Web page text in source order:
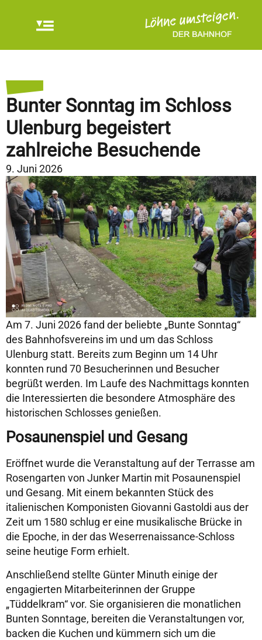
Bunter Sonntag im Schloss
Ulenburg begeistert
zahlreiche Besuchende
9. Juni 2026
Am 7. Juni 2026 fand der beliebte „Bunte Sonntag“
des Bahnhofsvereins im und um das Schloss
Ulenburg statt. Bereits zum Beginn um 14 Uhr
konnten rund 70 Besucherinnen und Besucher
begrüßt werden. Im Laufe des Nachmittags konnten
die Interessierten die besondere Atmosphäre des
historischen Schlosses genießen.
Posaunenspiel und Gesang
Eröffnet wurde die Veranstaltung auf der Terrasse am
Rosengarten von Junker Martin mit Posaunenspiel
und Gesang. Mit einem bekannten Stück des
italienischen Komponisten Giovanni Gastoldi aus der
Zeit um 1580 schlug er eine musikalische Brücke in
die Epoche, in der das Weserrenaissance-Schloss
seine heutige Form erhielt.
Anschließend stellte Günter Minuth einige der
engagierten Mitarbeiterinnen der Gruppe
„Tüddelkram“ vor. Sie organisieren die monatlichen
Bunten Sonntage, bereiten die Veranstaltungen vor,
backen die Kuchen und kümmern sich um die